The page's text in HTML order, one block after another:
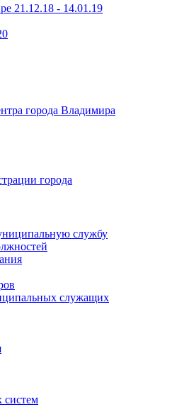
21.12.18 - 14.01.19
города Владимира
города
службу
служащих